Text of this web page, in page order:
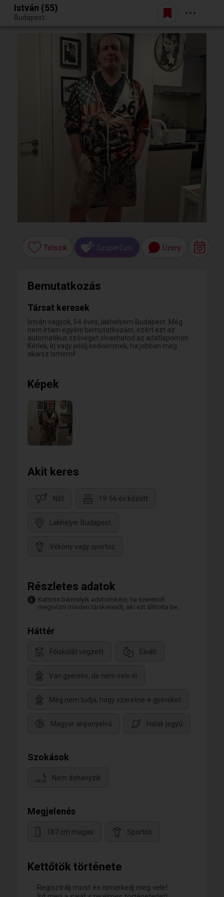
Egy jó randiból bármi lehet.
Belépés
István (55)
Budapest
Kettőtök története
Regisztrálj most és ismerkedj meg vele!
Tetszik SzuperSzív Üzenj
Bemutatkozás
Társat keresek
István vagyok, 54 éves, lakhelyem Budapest. Még
nem írtam egyéni bemutatkozást, ezért ezt az
automatikus szöveget olvashatod az adatlapomon.
Kérlek, írj vagy jelölj kedvencnek, ha jobban meg
akarsz ismerni!
Képek
Akit keres
Nőt 19-56 év között
Lakhelye: Budapest
Vékony vagy sportos
Részletes adatok
Kattints bármelyik adatcímkére, ha szeretnél
megnézni minden társkeresőt, aki ezt állította be.
Háttér
Főiskolát végzett Elvált
Van gyereke, de nem vele él
Még nem tudja, hogy szeretne-e gyereket
Magyar anyanyelvű Halak jegyű
Szokások
Nem dohányzik
Megjelenés
187 cm magas Sportos